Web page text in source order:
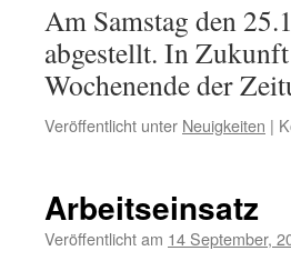
Am Samstag den
abgestellt. In
Wochenende der
Veröffentlicht unter Neuigkeiten |
Arbeitseinsatz
Veröffentlicht am 14 September,